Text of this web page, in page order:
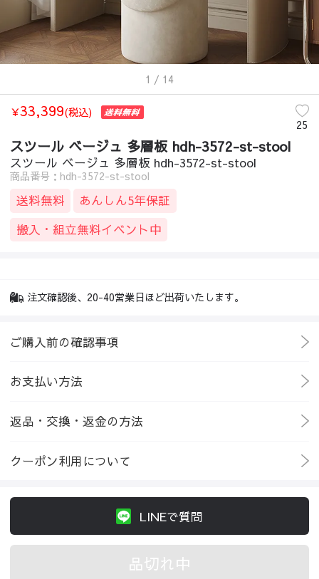
1 / 14
￥33,399(税込)
25
スツール ベージュ 多層板 hdh-3572-st-stool
スツール ベージュ 多層板 hdh-3572-st-stool
商品番号：hdh-3572-st-stool
送料無料
あんしん5年保証
搬入・組立無料イベント中
注文確認後、20-40営業日ほど出荷いたします。
ご購入前の確認事項
お支払い方法
返品・交換・返金の方法
クーポン利用について
LINEで質問
品切れ中